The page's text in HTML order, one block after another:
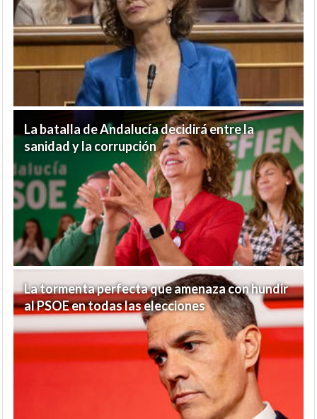
La batalla de Andalucía decidirá entre la
sanidad y la corrupción
La tormenta perfecta que amenaza con hundir
al PSOE en todas las elecciones